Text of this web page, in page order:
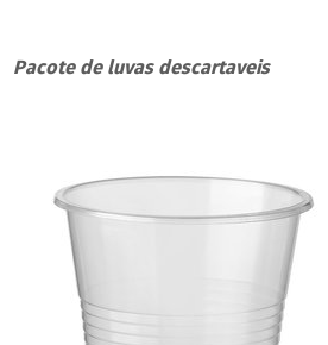
Pacote de luvas descartaveis